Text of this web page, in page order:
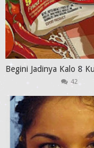
Begini Jadinya Kalo 8
42